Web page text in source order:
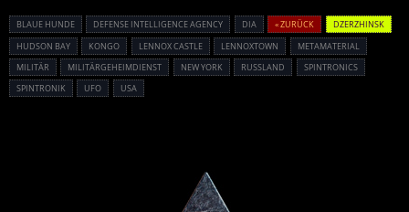
BLAUE HUNDE DEFENSE INTELLIGENCE AGENCY DIA « ZURÜCK
DZERZHINSK
HUDSON BAY
KONGO LENNOX CASTLE LENNOXTOWN
METAMATERIAL
MILITÄR
MILITÄRGEHEIMDIENST NEW YORK RUSSLAND
SPINTRONICS
SPINTRONIK
UFO USA